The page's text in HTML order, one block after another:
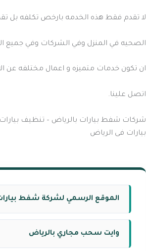
لا تقدم فقط هذه الخدمه بارخص تكلفه بل
الصحيه في المنزل وفي الشركات وفي جميع
ان تكون خدمات متميزه و اعمال مختلفه عن
اتصل علينا.
شركات شفط بيارات بالرياض – تنظيف
بيارات فى الرياض
الموقع الرسمي لشركة شفط
وايت سحب مجاري بالرياض